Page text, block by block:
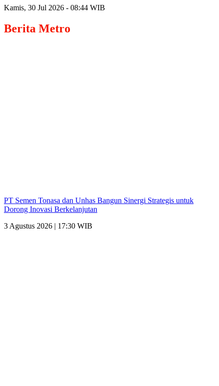
Kamis, 30 Jul 2026 - 08:44 WIB
Berita Metro
PT Semen Tonasa dan Unhas Bangun Sinergi Strategis untuk
Dorong Inovasi Berkelanjutan
3 Agustus 2026 | 17:30 WIB